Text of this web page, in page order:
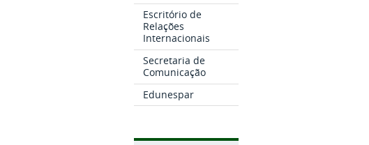
Escritório de
Relações
Internacionais
Secretaria de
Comunicação
Edunespar